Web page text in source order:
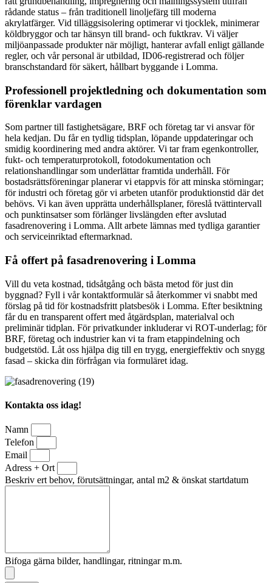
rådande status – från traditionell linoljefärg till moderna
akrylatfärger. Vid tilläggsisolering optimerar vi tjocklek, minimerar
köldbryggor och tar hänsyn till brand- och fuktkrav. Vi väljer
miljöanpassade produkter när möjligt, hanterar avfall enligt gällande
regler, och vår personal är utbildad, ID06-registrerad och följer
branschstandard för säkert, hållbart byggande i Lomma.
Professionell projektledning och dokumentation som
förenklar vardagen
Som partner till fastighetsägare, BRF och företag tar vi ansvar för
hela kedjan. Du får en tydlig tidsplan, löpande uppdateringar och
smidig koordinering med andra aktörer. Vi tar fram egenkontroller,
fukt- och temperaturprotokoll, fotodokumentation och
relationshandlingar som underlättar framtida underhåll. För
bostadsrättsföreningar planerar vi etappvis för att minska störningar;
för industri och företag gör vi arbeten utanför produktionstid där det
behövs. Vi kan även upprätta underhållsplaner, föreslå tvättintervall
och punktinsatser som förlänger livslängden efter avslutad
fasadrenovering i Lomma. Allt arbete lämnas med tydliga garantier
och serviceinriktad eftermarknad.
Få offert på fasadrenovering i Lomma
Vill du veta kostnad, tidsåtgång och bästa metod för just din
byggnad? Fyll i vår kontaktformulär så återkommer vi snabbt med
förslag på tid för kostnadsfritt platsbesök i Lomma. Efter besiktning
får du en transparent offert med åtgärdsplan, materialval och
preliminär tidplan. För privatkunder inkluderar vi ROT-underlag; för
BRF, företag och industrier kan vi ta fram etappindelning och
budgetstöd. Låt oss hjälpa dig till en trygg, energieffektiv och snygg
fasad – skicka din förfrågan via formuläret idag.
Kontakta oss idag!
Namn
Telefon
Email
Adress + Ort
Beskriv ert behov, förutsättningar, antal m2 & önskat startdatum
Bifoga gärna bilder, handlingar, ritningar m.m.